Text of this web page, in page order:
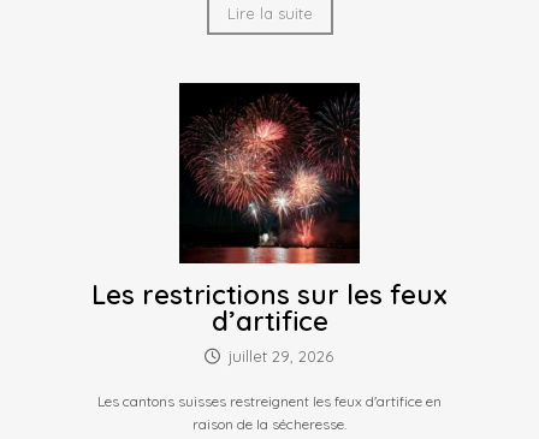
Lire la suite
Les restrictions sur les feux
d’artifice
juillet 29, 2026
Les cantons suisses restreignent les feux d'artifice en
raison de la sécheresse.